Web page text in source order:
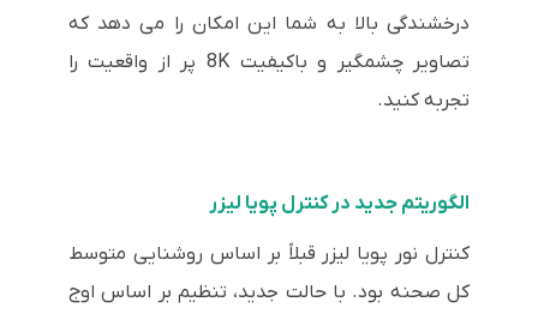
درخشندگی بالا به شما این امکان را می دهد که
تصاویر چشمگیر و باکیفیت 8K پر از واقعیت را
تجربه کنید.
الگوریتم جدید در کنترل پویا لیزر
کنترل نور پویا لیزر قبلاً بر اساس روشنایی متوسط
کل صحنه بود. با حالت جدید، تنظیم بر اساس اوج